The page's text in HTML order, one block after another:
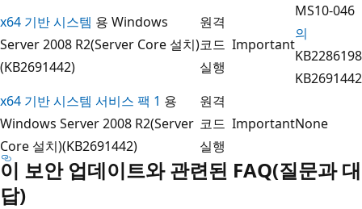
x64 기반 시스템 용 Windows
Server 2008 R2(Server Core 설치)
(KB2691442)
원격
코드
실행
Important
MS10-046
의
KB2286198
KB2691442
x64 기반 시스템 서비스 팩 1 용
Windows Server 2008 R2(Server
Core 설치)(KB2691442)
원격
코드
실행
ImportantNone
이 보안 업데이트와 관련된 FAQ(질문과 대
답)